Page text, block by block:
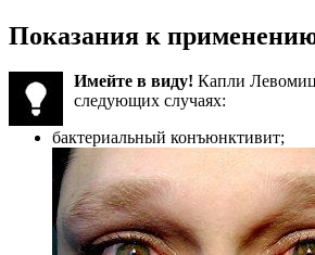
Показания к применению
Имейте в виду! Капли
следующих случаях:
бактериальный конъюнктивит;